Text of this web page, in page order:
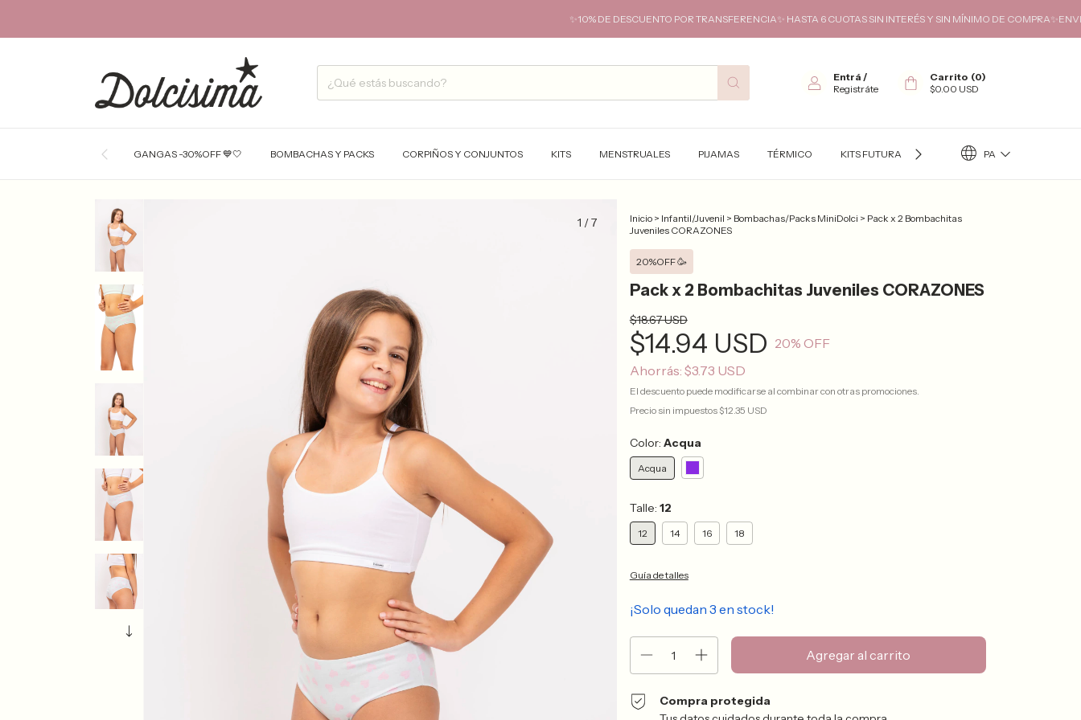
✨10% DE DESCUENTO POR TRANSFERENCIA✨ HASTA 6 CUOTAS SIN INTERÉS Y SIN MÍNIMO DE COMPRA✨ENVIOS
Entrá /
Registráte
Carrito (0)
$0.00 USD
GANGAS -30%OFF 💙🤍 BOMBACHAS Y PACKS CORPIÑOS Y CONJUNTOS KITS MENSTRUALES PIJAMAS TÉRMICO KITS FUTURA MAMÁ ✨ INFANTIL/JUVENIL
PA
1 /7 Inicio > Infantil/Juvenil > Bombachas/Packs MiniDolci > Pack x 2 Bombachitas
Juveniles CORAZONES
20%OFF 🥳
Pack x 2 Bombachitas Juveniles CORAZONES
$18.67 USD
$14.94 USD 20% OFF
Ahorrás: $3.73 USD
El descuento puede modificarse al combinar con otras promociones.
Precio sin impuestos $12.35 USD
Color: Acqua
Acqua
Talle: 12
12 14 16 18
Guía de talles
¡Solo quedan 3 en stock!
Compra protegida